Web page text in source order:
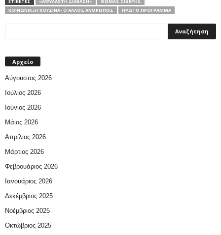
ΚΟΙΝΩΝΙΚΞΉ ΚΟΥΖΊΝΑ- Ο ΆΛΛΟΣ ΆΝΘΡΩΠΟΣ
ΠΡΩΤΟ ΠΡΟΓΡΑΜΜΑ
Αρχείο
Αύγουστος 2026
Ιούλιος 2026
Ιούνιος 2026
Μάιος 2026
Απρίλιος 2026
Μάρτιος 2026
Φεβρουάριος 2026
Ιανουάριος 2026
Δεκέμβριος 2025
Νοέμβριος 2025
Οκτώβριος 2025